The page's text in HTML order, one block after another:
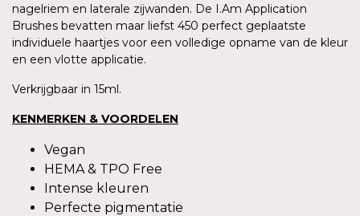
nagelriem en laterale zijwanden. De I.Am Application
Brushes bevatten maar liefst 450 perfect geplaatste
individuele haartjes voor een volledige opname van de kleur
en een vlotte applicatie.
Verkrijgbaar in 15ml.
KENMERKEN & VOORDELEN
Vegan
HEMA & TPO Free
Intense kleuren
Perfecte pigmentatie